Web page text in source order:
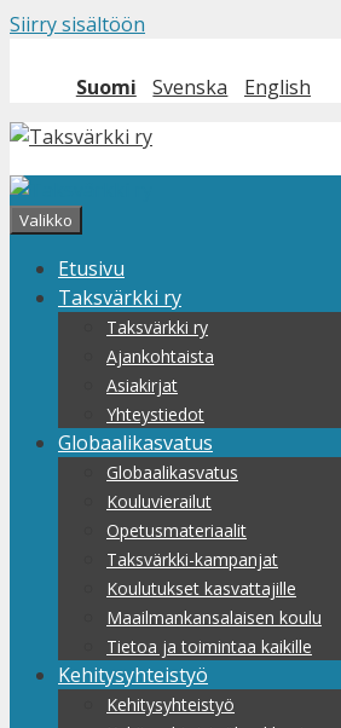
Siirry sisältöön
Suomi Svenska English
Valikko
Etusivu
Taksvärkki ry
Taksvärkki ry
Ajankohtaista
Asiakirjat
Yhteystiedot
Globaalikasvatus
Globaalikasvatus
Kouluvierailut
Opetusmateriaalit
Taksvärkki-kampanjat
Koulutukset kasvattajille
Maailmankansalaisen koulu
Tietoa ja toimintaa kaikille
Kehitysyhteistyö
Kehitysyhteistyö